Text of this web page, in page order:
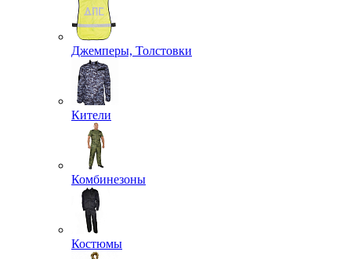
Джемперы, Толстовки
Кители
Комбинезоны
Костюмы